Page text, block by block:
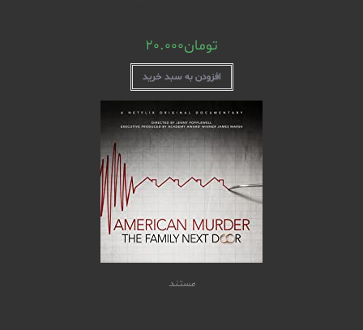
تومان20.000
افزودن به سبد خرید
مستند